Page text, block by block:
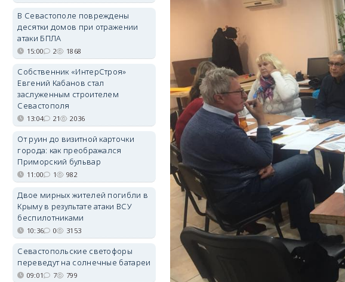
В Севастополе повреждены
десятки домов при отражении
атаки БПЛА
15:00 2 1868
Собственник «ИнтерСтроя»
Евгений Кабанов стал
заслуженным строителем
Севастополя
13:04 21 2036
От руин до визитной карточки
города: как преображался
Приморский бульвар
11:00 1 982
Двое мирных жителей погибли в
Крыму в результате атаки ВСУ
беспилотниками
10:36 0 3153
Севастопольские светофоры
переведут на солнечные батареи
09:01 7 799